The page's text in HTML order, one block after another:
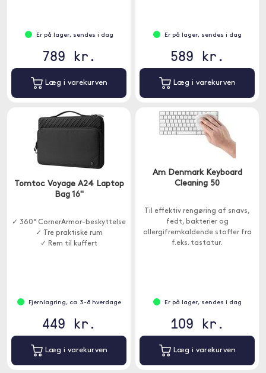
Er på lager, sendes i dag
789 kr.
Læg i varekurven
Er på lager, sendes i dag
589 kr.
Læg i varekurven
Tomtoc Voyage A24 Laptop
Bag 16''
✓ 360° CornerArmor-beskyttelse
✓ Tre praktiske rum
✓ Rem til kuffert
Fjernlagring, ca. 3-8 hverdage
449 kr.
Læg i varekurven
Am Denmark Keyboard
Cleaning 50
Til effektiv rengøring af snavs,
fedt, bakterier og
allergifremkaldende stoffer fra
f.eks. tastatur.
Er på lager, sendes i dag
109 kr.
Læg i varekurven